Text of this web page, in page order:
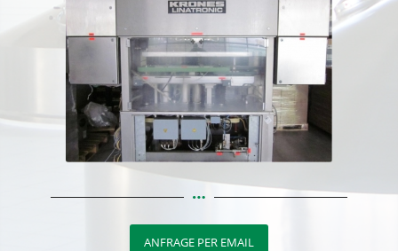
ANFRAGE PER EMAIL